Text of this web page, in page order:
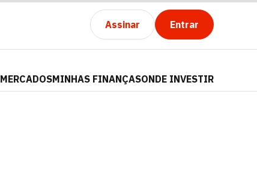
Assinar Entrar
MERCADOSMINHAS FINANÇASONDE INVESTIR